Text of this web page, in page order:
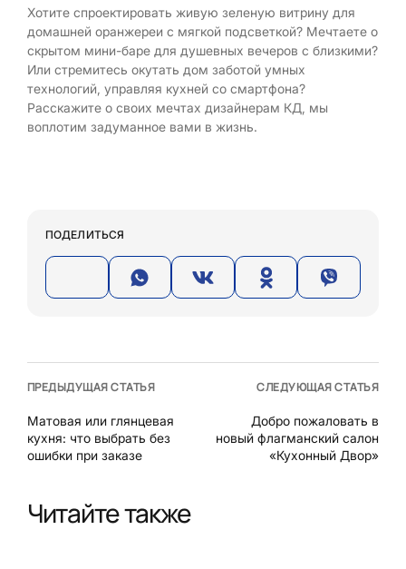
Хотите спроектировать живую зеленую витрину для
домашней оранжереи с мягкой подсветкой? Мечтаете о
скрытом мини-баре для душевных вечеров с близкими?
Или стремитесь окутать дом заботой умных
технологий, управляя кухней со смартфона?
Расскажите о своих мечтах дизайнерам КД, мы
воплотим задуманное вами в жизнь.
ПОДЕЛИТЬСЯ
ПРЕДЫДУЩАЯ СТАТЬЯ
Матовая или глянцевая
кухня: что выбрать без
ошибки при заказе
СЛЕДУЮЩАЯ СТАТЬЯ
Добро пожаловать в
новый флагманский салон
«Кухонный Двор»
Читайте также